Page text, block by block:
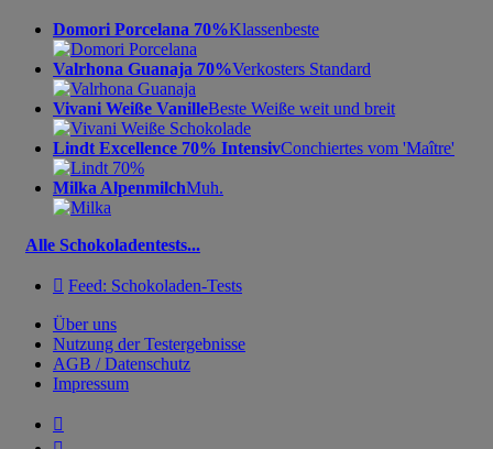
Domori Porcelana 70%Klassenbeste
Valrhona Guanaja 70%Verkosters Standard
Vivani Weiße VanilleBeste Weiße weit und breit
Lindt Excellence 70% IntensivConchiertes vom 'Maître'
Milka AlpenmilchMuh.
Alle Schokoladentests...
 Feed: Schokoladen-Tests
Über uns
Nutzung der Testergebnisse
AGB / Datenschutz
Impressum
